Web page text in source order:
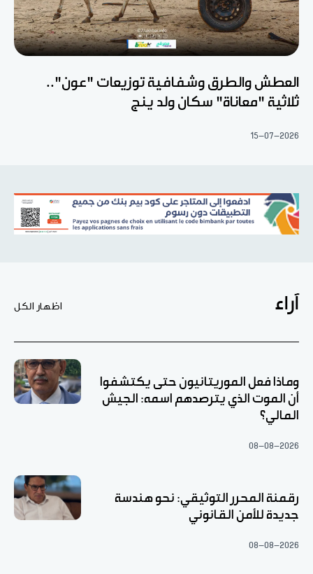
العطش والطرق وشفافية توزيعات "عون"..
ثلاثية "معاناة" سكان ولد ينج
15-07-2026
آراء اظهار الكل
وماذا فعل الموريتانيون حتى يكتشفوا
أن الموت الذي يترصدهم اسمه: الجيش
المالي؟
08-08-2026
رقمنة المحرر التوثيقي: نحو هندسة
جديدة للأمن القانوني
08-08-2026